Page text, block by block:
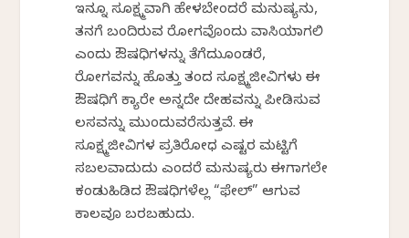
ಇನ್ನೂ ಸೂಕ್ಷ್ಮವಾಗಿ ಹೇಳಬೇಕೆಂದರೆ ಮನುಷ್ಯನು,
ತನಗೆ ಬಂದಿರುವ ರೋಗವೊಂದು ವಾಸಿಯಾಗಲಿ
ಎಂದು ಔಷಧಿಗಳನ್ನು ತೆಗೆದುಕೊಂಡರೆ,
ರೋಗವನ್ನು ಹೊತ್ತು ತಂದ ಸೂಕ್ಷ್ಮಜೀವಿಗಳು ಈ
ಔಷಧಿಗೆ ಕ್ಯಾರೇ ಅನ್ನದೇ ದೇಹವನ್ನು ಪೀಡಿಸುವ
ಕೆಲಸವನ್ನು ಮುಂದುವರೆಸುತ್ತವೆ. ಈ
ಸೂಕ್ಷ್ಮಜೀವಿಗಳ ಪ್ರತಿರೋಧ ಎಷ್ಟರ ಮಟ್ಟಿಗೆ
ಸಬಲವಾದುದು ಎಂದರೆ ಮನುಷ್ಯರು ಈಗಾಗಲೇ
ಕಂಡುಹಿಡಿದ ಔಷಧಿಗಳೆಲ್ಲ “ಫೇಲ್” ಆಗುವ
ಕಾಲವೂ ಬರಬಹುದು.